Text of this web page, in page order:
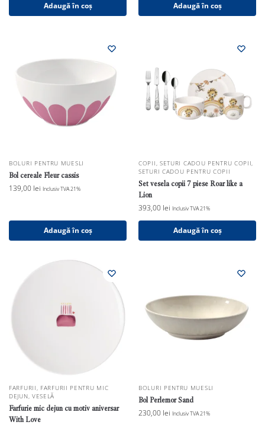
Adaugă în coș Adaugă în coș
BOLURI PENTRU MUESLI
Bol cereale Fleur cassis
139,00 lei Inclusiv TVA 21%
Adaugă în coș
COPII, SETURI CADOU PENTRU COPII,
SETURI CADOU PENTRU COPII
Set vesela copii 7 piese Roar like a
Lion
393,00 lei Inclusiv TVA 21%
Adaugă în coș
FARFURII, FARFURII PENTRU MIC
DEJUN, VESELĂ
Farfurie mic dejun cu motiv aniversar
With Love
BOLURI PENTRU MUESLI
Bol Perlemor Sand
230,00 lei Inclusiv TVA 21%